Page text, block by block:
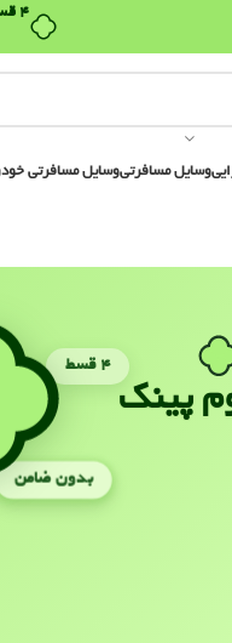
۴ قسط، بدون کارمزد
وسایل مسافرتیوسایل مسافرتی
پینک
۴ قسط
بدون ضامن